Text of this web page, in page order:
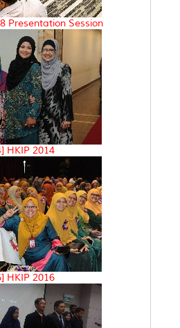
Presentation Session
HKIP 2014
HKIP 2016